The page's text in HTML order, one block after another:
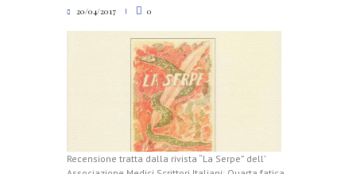
20/04/2017 0
Recensione tratta dalla rivista “La Serpe” dell’